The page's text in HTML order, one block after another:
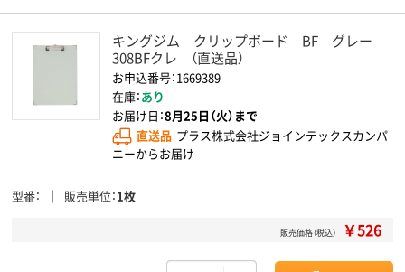
キングジム クリップボード BF グレー
308BFクレ （直送品）
お申込番号：1669389
在庫：あり
お届け日：8月25日（火）まで
直送品 プラス株式会社ジョインテックスカンパ
ニーからお届け
型番 販売単位 1枚
販売価格（税込） ￥526